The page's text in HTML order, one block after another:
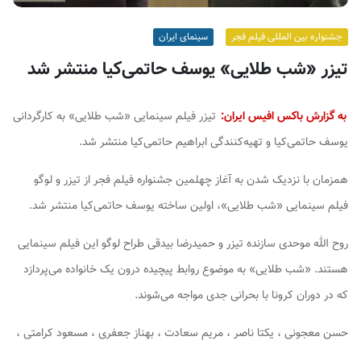
جشنواره بین المللی فیلم فجر سینمای ایران
تیزر «شب طلایی» یوسف حاتمی‌کیا منتشر شد
به گزارش باکس افیس ایران: تیزر فیلم سینمایی «شب طلایی» به کارگردانی
یوسف حاتمی‌کیا و تهیه‌کنندگی ابراهیم حاتمی‌کیا منتشر شد.
همزمان با نزدیک شدن به آغاز چهلمین جشنواره فیلم فجر از تیزر و لوگو
فیلم سینمایی «شب طلایی»، اولین ساخته یوسف حاتمی‌کیا منتشر شد.
روح الله موحدی سازنده تیزر و حمیدرضا بیدقی طراح لوگو این فیلم سینمایی
هستند. «شب طلایی» به موضوع روابط پیچیده درون یک خانواده می‌پردازد
که در دوران کرونا با بحرانی جدی مواجه می‌شوند.
حسن معجونی ، یکتا ناصر ، مریم سعادت ، بهناز جعفری ، مسعود کرامتی ،